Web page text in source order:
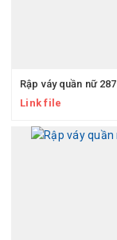
Rập váy quần nữ 287
Link file